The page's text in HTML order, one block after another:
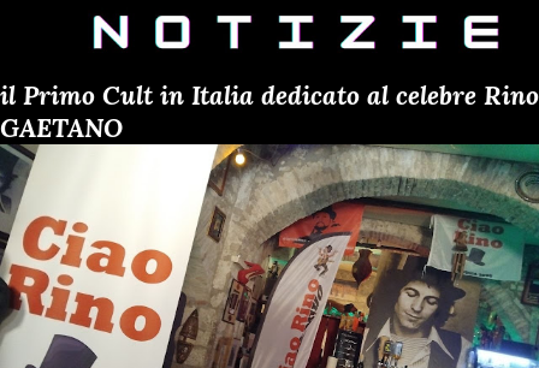
il Primo Cult in Italia dedicato al celebre Rino
GAETANO